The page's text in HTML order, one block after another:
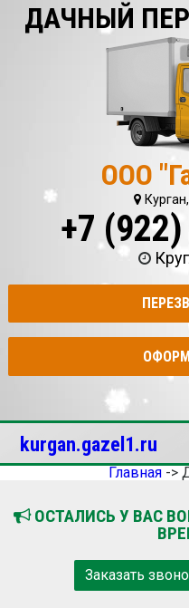
ДАЧНЫЙ
ООО
+7
kurgan.gazel1.ru
Главная ->
ОСТАЛИСЬ У ВАС
Заказать